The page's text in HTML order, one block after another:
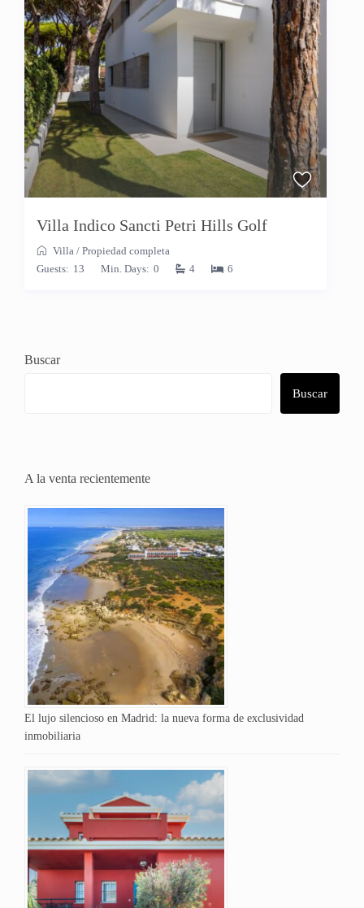
Villa Indico Sancti Petri Hills Golf
Villa /Propiedad completa
Guests: 13 Min. Days: 0 4 6
Buscar
Buscar
A la venta recientemente
El lujo silencioso en Madrid: la nueva forma de exclusividad
inmobiliaria